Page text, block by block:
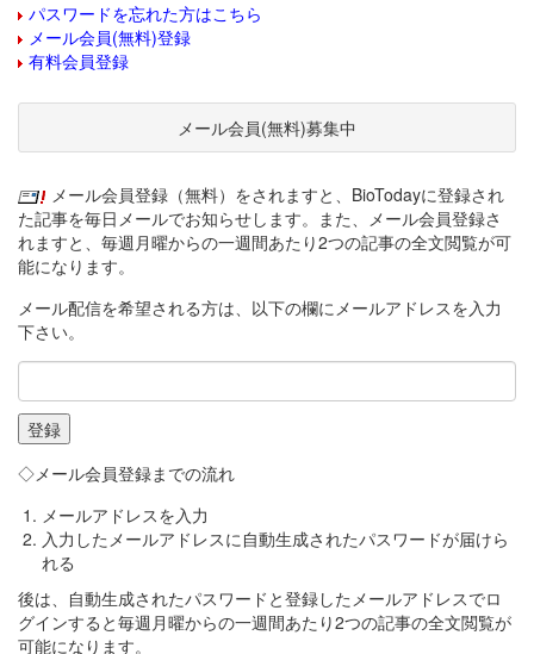
パスワードを忘れた方はこちら
メール会員(無料)登録
有料会員登録
メール会員(無料)募集中
メール会員登録（無料）をされますと、BioTodayに登録され
た記事を毎日メールでお知らせします。また、メール会員登録さ
れますと、毎週月曜からの一週間あたり2つの記事の全文閲覧が可
能になります。
メール配信を希望される方は、以下の欄にメールアドレスを入力
下さい。
◇メール会員登録までの流れ
メールアドレスを入力
入力したメールアドレスに自動生成されたパスワードが届けら
れる
後は、自動生成されたパスワードと登録したメールアドレスでロ
グインすると毎週月曜からの一週間あたり2つの記事の全文閲覧が
可能になります。